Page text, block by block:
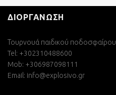
ΔΙΟΡΓΑΝΩΣΗ
Τουρνουά παιδικού ποδοσφαίρου
Tel: +302310488600
Mob: +306987098111
Email: info@explosivo.gr